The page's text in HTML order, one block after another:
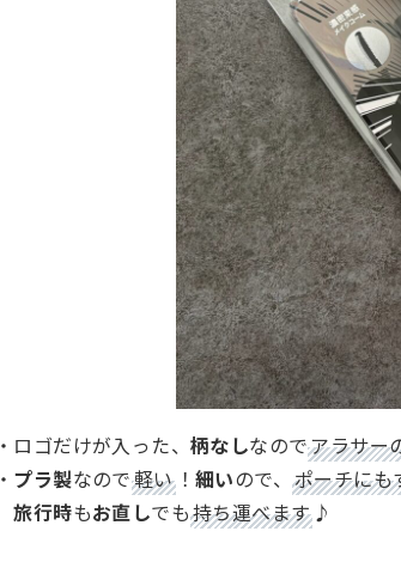
・ロゴだけが入った、 柄なしなのでアラサー
・ プラ製なので軽い！細いので、ポーチにも
旅行時もお直しでも持ち運べます ♪